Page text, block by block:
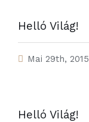
Helló Világ!
Mai 29th, 2015
Helló Világ!